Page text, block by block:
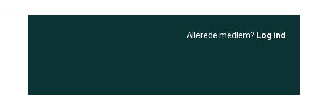
Allerede medlem? Log ind